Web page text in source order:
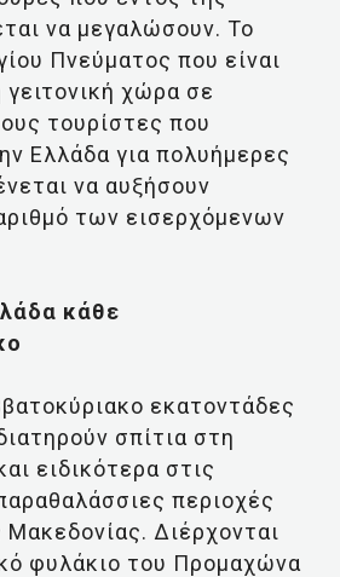
να μεγαλώσουν. Το
Πνεύματος που είναι
γειτονική χώρα σε
τουρίστες που
Ελλάδα για πολυήμερες
να αυξήσουν
των εισερχόμενων
κάθε
εκατοντάδες
σπίτια στη
ειδικότερα στις
περιοχές
Μακεδονίας. Διέρχονται
φυλάκιο του Προμαχώνα